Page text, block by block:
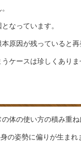
なっています。
原因が残っていると
ケースは珍しくあり
体の使い方の積み重
の姿勢に偏りが生まれ